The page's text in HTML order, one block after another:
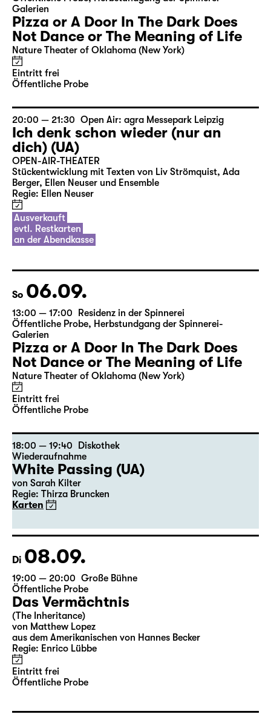
Galerien
Pizza or A Door In The Dark Does
Not Dance or The Meaning of Life
Nature Theater of Oklahoma (New York)
Eintritt frei
Öffentliche Probe
20:00 — 21:30 Open Air: agra Messepark Leipzig
Ich denk schon wieder (nur an
dich) (UA)
OPEN-AIR-THEATER
Stückentwicklung mit Texten von Liv Strömquist, Ada
Berger, Ellen Neuser und Ensemble
Regie: Ellen Neuser
Ausverkauft
evtl. Restkarten
an der Abendkasse
So 06.09.
13:00 — 17:00
Residenz in der Spinnerei
Öffentliche Probe, Herbstundgang der Spinnerei-
Galerien
Pizza or A Door In The Dark Does
Not Dance or The Meaning of Life
Nature Theater of Oklahoma (New York)
Eintritt frei
Öffentliche Probe
18:00 — 19:40
Diskothek
Wiederaufnahme
White Passing (UA)
von Sarah Kilter
Regie: Thirza Bruncken
Karten
Di 08.09.
19:00 — 20:00 Große Bühne
Öffentliche Probe
Das Vermächtnis
(The Inheritance)
von Matthew Lopez
aus dem Amerikanischen von Hannes Becker
Regie: Enrico Lübbe
Eintritt frei
Öffentliche Probe